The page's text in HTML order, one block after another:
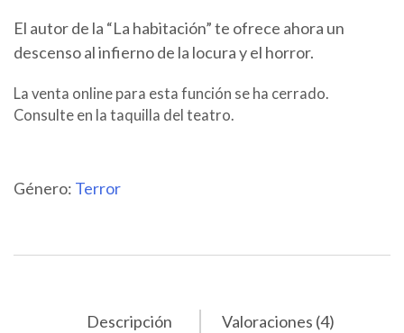
de clientes
El autor de la “La habitación” te ofrece ahora un
descenso al infierno de la locura y el horror.
La venta online para esta función se ha cerrado.
Consulte en la taquilla del teatro.
Género: Terror
Descripción Valoraciones (4)